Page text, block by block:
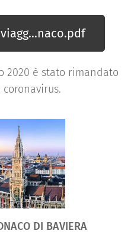
viagg...naco.pdf
2020 è stato rimandato
DI BAVIERA